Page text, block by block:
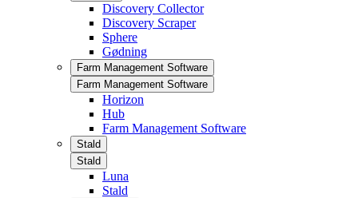
Discovery Collector
Discovery Scraper
Sphere
Gødning
Farm Management Software
Farm Management Software
Horizon
Hub
Farm Management Software
Stald
Stald
Luna
Stald